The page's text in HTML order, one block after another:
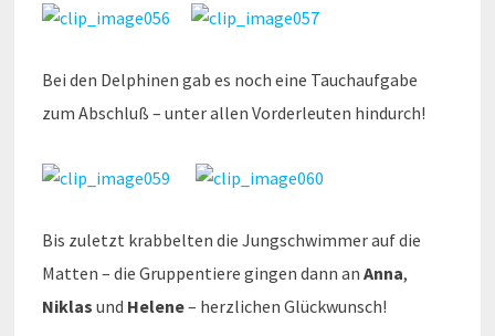
Bei den Delphinen gab es noch eine Tauchaufgabe
zum Abschluß – unter allen Vorderleuten hindurch!
Bis zuletzt krabbelten die Jungschwimmer auf die
Matten – die Gruppentiere gingen dann an Anna,
Niklas und Helene– herzlichen Glückwunsch!